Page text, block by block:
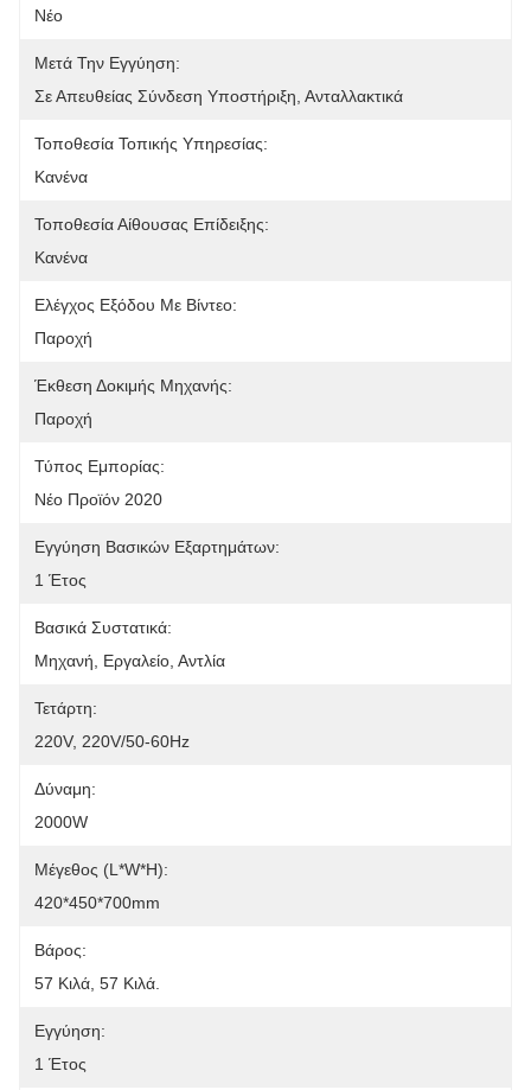
Νέο
Μετά Την Εγγύηση:
Σε Απευθείας Σύνδεση Υποστήριξη, Ανταλλακτικά
Τοποθεσία Τοπικής Υπηρεσίας:
Κανένα
Τοποθεσία Αίθουσας Επίδειξης:
Κανένα
Ελέγχος Εξόδου Με Βίντεο:
Παροχή
Έκθεση Δοκιμής Μηχανής:
Παροχή
Τύπος Εμπορίας:
Νέο Προϊόν 2020
Εγγύηση Βασικών Εξαρτημάτων:
1 Έτος
Βασικά Συστατικά:
Μηχανή, Εργαλείο, Αντλία
Τετάρτη:
220V, 220V/50-60Hz
Δύναμη:
2000W
Μέγεθος (L*W*H):
420*450*700mm
Βάρος:
57 Κιλά, 57 Κιλά.
Εγγύηση:
1 Έτος